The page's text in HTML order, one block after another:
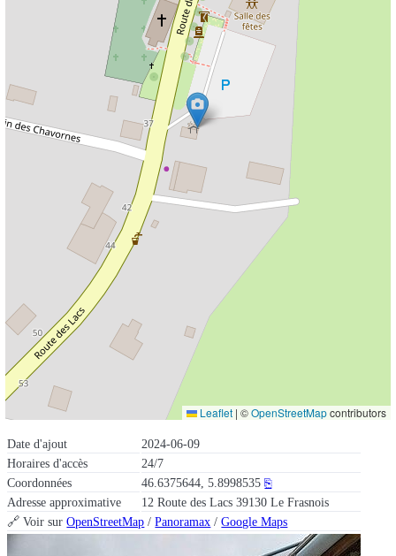
Date d'ajout
2024-06-09
Horaires d'accès
24/7
Coordonnées
46.6375644, 5.8998535 ⎘
Adresse approximative
12 Route des Lacs 39130 Le Frasnois
🔗 Voir surOpenStreetMap /Panoramax /Google Maps
Leaflet | ©OpenStreetMapcontributors